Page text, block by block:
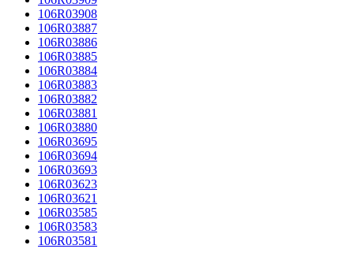
106R03908
106R03887
106R03886
106R03885
106R03884
106R03883
106R03882
106R03881
106R03880
106R03695
106R03694
106R03693
106R03623
106R03621
106R03585
106R03583
106R03581